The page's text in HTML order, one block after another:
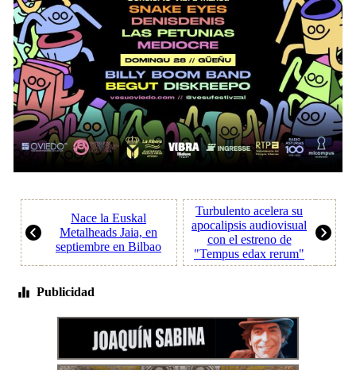
Nace la Euskal
Metalheads Jaia, en
septiembre en Bilbao
Turbulento acelera su
apocalipsis audiovisual
con el estreno de
"Tempus edax rerum"
Publicidad